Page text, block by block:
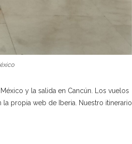
y la salida en Cancún. Los vuelos
propia web de Iberia. Nuestro itinerario